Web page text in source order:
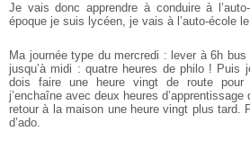
Je vais donc apprendre à conduire à
époque je suis lycéen, je vais à l’auto-école
Ma journée type du mercredi : lever à 6h
jusqu’à midi : quatre heures de philo ! Puis
dois faire une heure vingt de route pour
j’enchaîne avec deux heures
retour à la maison une heure vingt plus tard.
d’ado.